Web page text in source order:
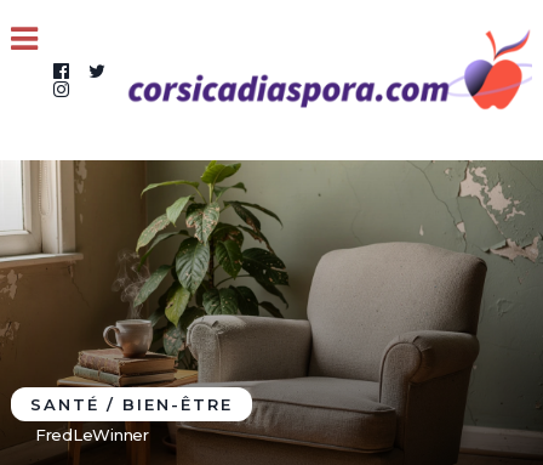
SANTÉ / BIEN-ÊTRE
FredLeWinner